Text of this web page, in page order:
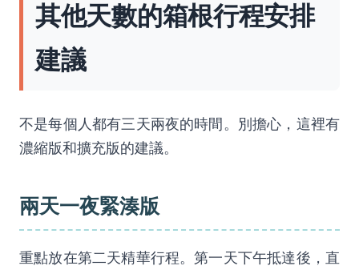
其他天數的箱根行程安排
建議
不是每個人都有三天兩夜的時間。別擔心，這裡有
濃縮版和擴充版的建議。
兩天一夜緊湊版
重點放在第二天精華行程。第一天下午抵達後，直